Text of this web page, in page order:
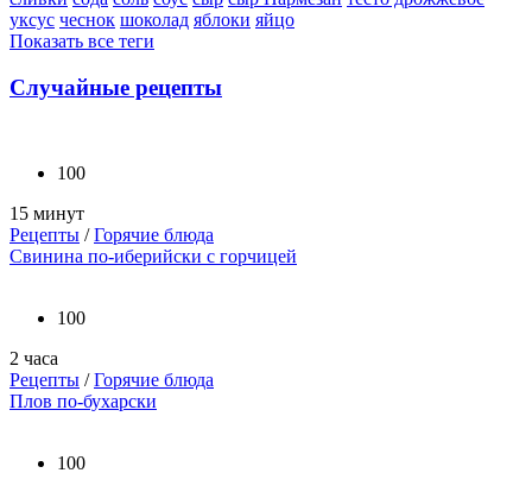
уксус чеснок шоколад яблоки яйцо
Показать все теги
Случайные рецепты
100
15 минут
Рецепты /Горячие блюда
Свинина по-иберийски с горчицей
100
2 часа
Рецепты /Горячие блюда
Плов по-бухарски
100